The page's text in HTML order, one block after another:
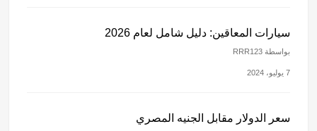
سيارات المعاقين: دليل شامل لعام 2026
بواسطة RRR123
7 يوليو، 2024
سعر الدولار مقابل الجنيه المصري